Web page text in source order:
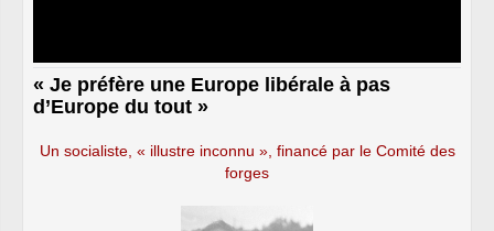
« Je préfère une Europe libérale à pas
d’Europe du tout »
Un socialiste, « illustre inconnu », financé par le Comité des
forges